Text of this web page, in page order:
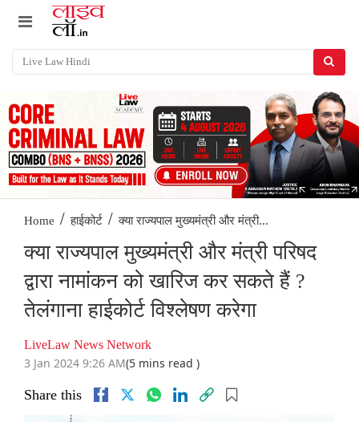
Home / हाईकोर्ट / क्या राज्यपाल मुख्यमंत्री और मंत्री...
क्या राज्यपाल मुख्यमंत्री और मंत्री परिषद
द्वारा नामांकन को खारिज कर सकते हैं ?
तेलंगाना हाईकोर्ट विश्लेषण करेगा
LiveLaw News Network
3 Jan 2024 9:26 AM(5 mins read )
Share this